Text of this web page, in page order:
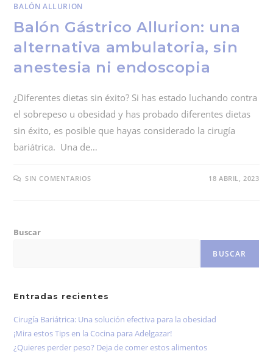
BALÓN ALLURION
Balón Gástrico Allurion: una
alternativa ambulatoria, sin
anestesia ni endoscopia
¿Diferentes dietas sin éxito? Si has estado luchando contra
el sobrepeso u obesidad y has probado diferentes dietas
sin éxito, es posible que hayas considerado la cirugía
bariátrica. Una de…
SIN COMENTARIOS 18 ABRIL, 2023
Buscar
BUSCAR
Entradas recientes
Cirugía Bariátrica: Una solución efectiva para la obesidad
¡Mira estos Tips en la Cocina para Adelgazar!
¿Quieres perder peso? Deja de comer estos alimentos